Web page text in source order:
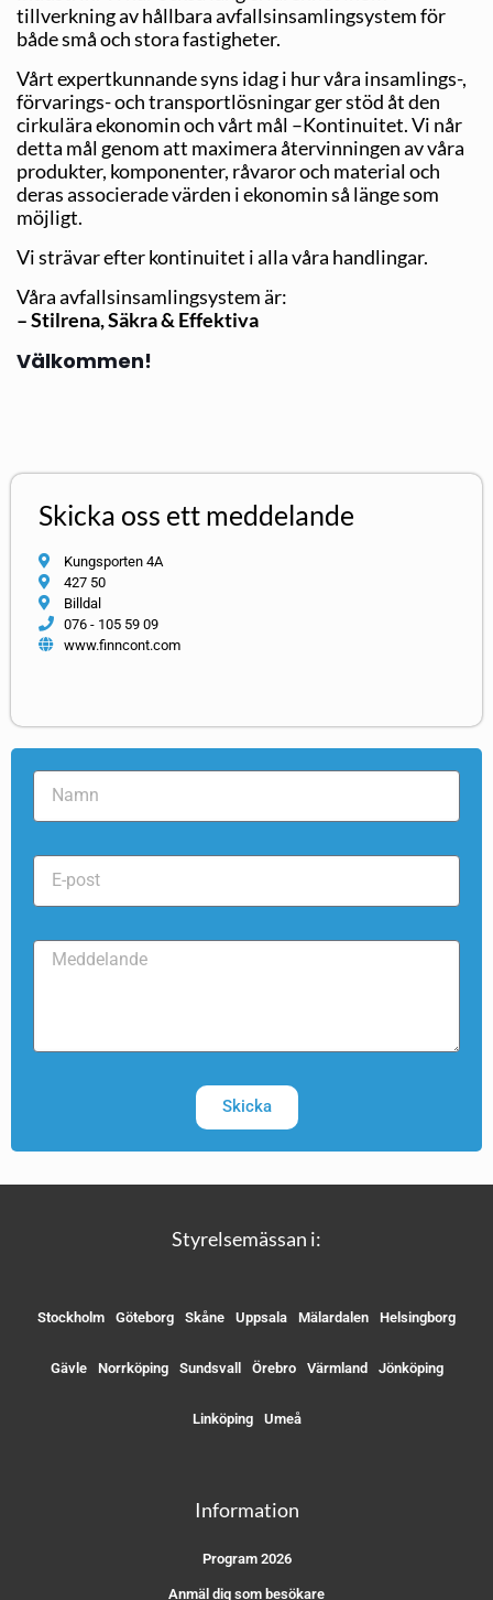
tillverkning av hållbara avfallsinsamlingsystem för
både små och stora fastigheter.
Vårt expertkunnande syns idag i hur våra insamlings-,
förvarings- och transportlösningar ger stöd åt den
cirkulära ekonomin och vårt mål –Kontinuitet. Vi når
detta mål genom att maximera återvinningen av våra
produkter, komponenter, råvaror och material och
deras associerade värden i ekonomin så länge som
möjligt.
Vi strävar efter kontinuitet i alla våra handlingar.
Våra avfallsinsamlingsystem är:
– Stilrena, Säkra & Effektiva
Välkommen!
Skicka oss ett meddelande
Kungsporten 4A
427 50
Billdal
076 - 105 59 09
www.finncont.com
Skicka
Styrelsemässan i:
Stockholm Göteborg Skåne Uppsala Mälardalen Helsingborg
Gävle Norrköping Sundsvall Örebro Värmland Jönköping
Linköping Umeå
Information
Program 2026
Anmäl dig som besökare